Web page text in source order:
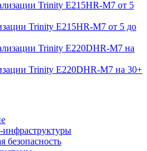
Trinity E215HR-M7 от 5 до
Trinity E220DHR-M7 на 30+
безопасность